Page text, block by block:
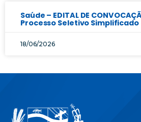
Saúde – EDITAL DE
Processo Seletivo Simplificado
18/06/2026